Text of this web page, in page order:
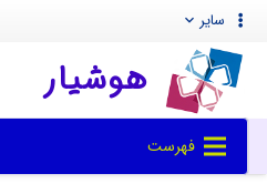
سایر
هوشیار
فهرست